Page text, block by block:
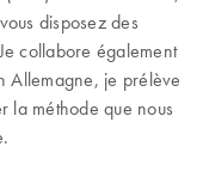
disposez des
collabore également
Allemagne, je prélève
la méthode que nous